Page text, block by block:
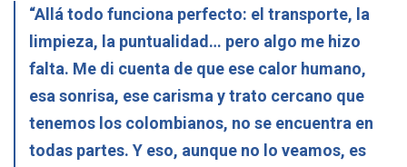
“Allá todo funciona perfecto: el transporte, la
limpieza, la puntualidad… pero algo me hizo
falta. Me di cuenta de que ese calor humano,
esa sonrisa, ese carisma y trato cercano que
tenemos los colombianos, no se encuentra en
todas partes. Y eso, aunque no lo veamos, es